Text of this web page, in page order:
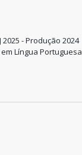
- Produção 2024
Língua Portuguesa